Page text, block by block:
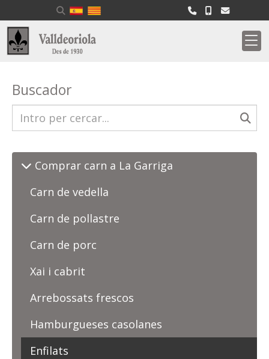
Buscador
Comprar carn a La Garriga
Carn de vedella
Carn de pollastre
Carn de porc
Xai i cabrit
Arrebossats frescos
Hamburgueses casolanes
Enfilats